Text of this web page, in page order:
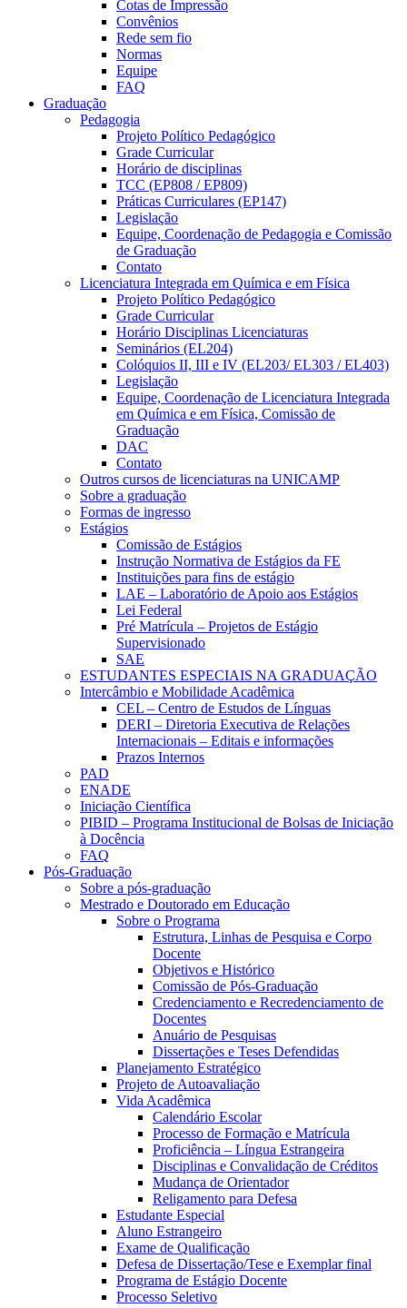
Cotas de Impressão
Convênios
Rede sem fio
Normas
Equipe
FAQ
Graduação
Pedagogia
Projeto Político Pedagógico
Grade Curricular
Horário de disciplinas
TCC (EP808 / EP809)
Práticas Curriculares (EP147)
Legislação
Equipe, Coordenação de Pedagogia e Comissão
de Graduação
Contato
Licenciatura Integrada em Química e em Física
Projeto Político Pedagógico
Grade Curricular
Horário Disciplinas Licenciaturas
Seminários (EL204)
Colóquios II, III e IV (EL203/ EL303 / EL403)
Legislação
Equipe, Coordenação de Licenciatura Integrada
em Química e em Física, Comissão de
Graduação
DAC
Contato
Outros cursos de licenciaturas na UNICAMP
Sobre a graduação
Formas de ingresso
Estágios
Comissão de Estágios
Instrução Normativa de Estágios da FE
Instituições para fins de estágio
LAE – Laboratório de Apoio aos Estágios
Lei Federal
Pré Matrícula – Projetos de Estágio
Supervisionado
SAE
ESTUDANTES ESPECIAIS NA GRADUAÇÃO
Intercâmbio e Mobilidade Acadêmica
CEL – Centro de Estudos de Línguas
DERI – Diretoria Executiva de Relações
Internacionais – Editais e informações
Prazos Internos
PAD
ENADE
Iniciação Científica
PIBID – Programa Institucional de Bolsas de Iniciação
à Docência
FAQ
Pós-Graduação
Sobre a pós-graduação
Mestrado e Doutorado em Educação
Sobre o Programa
Estrutura, Linhas de Pesquisa e Corpo
Docente
Objetivos e Histórico
Comissão de Pós-Graduação
Credenciamento e Recredenciamento de
Docentes
Anuário de Pesquisas
Dissertações e Teses Defendidas
Planejamento Estratégico
Projeto de Autoavaliação
Vida Acadêmica
Calendário Escolar
Processo de Formação e Matrícula
Proficiência – Língua Estrangeira
Disciplinas e Convalidação de Créditos
Mudança de Orientador
Religamento para Defesa
Estudante Especial
Aluno Estrangeiro
Exame de Qualificação
Defesa de Dissertação/Tese e Exemplar final
Programa de Estágio Docente
Processo Seletivo